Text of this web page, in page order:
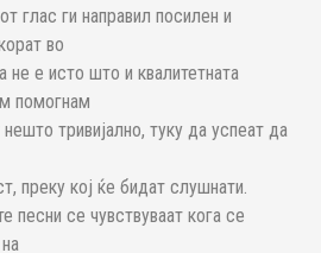
глас ги направил посилен и
во
не е исто што и квалитетната
помогнам
тривијално, туку да успеат да
преку кој ќе бидат слушнати.
песни се чувствуваат кога се